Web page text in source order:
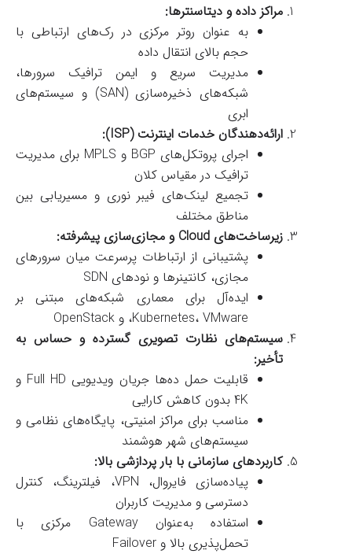
مراکز داده و دیتاسنترها:
به عنوان روتر مرکزی در رک‌های ارتباطی با
حجم بالای انتقال داده
مدیریت سریع و ایمن ترافیک سرورها،
شبکه‌های ذخیره‌سازی (SAN) و سیستم‌های
ابری
ارائه‌دهندگان خدمات اینترنت (ISP):
اجرای پروتکل‌های BGP و MPLS برای مدیریت
ترافیک در مقیاس کلان
تجمیع لینک‌های فیبر نوری و مسیریابی بین
مناطق مختلف
زیرساخت‌های Cloud و مجازی‌سازی پیشرفته:
پشتیبانی از ارتباطات پرسرعت میان سرورهای
مجازی، کانتینرها و نودهای SDN
ایده‌آل برای معماری شبکه‌های مبتنی بر
Kubernetes، VMware، و OpenStack
سیستم‌های نظارت تصویری گسترده و حساس به
تأخیر:
قابلیت حمل ده‌ها جریان ویدیویی Full HD و
4K بدون کاهش کارایی
مناسب برای مراکز امنیتی، پایگاه‌های نظامی و
سیستم‌های شهر هوشمند
کاربردهای سازمانی با بار پردازشی بالا:
پیاده‌سازی فایروال، VPN، فیلترینگ، کنترل
دسترسی و مدیریت کاربران
استفاده به‌عنوان Gateway مرکزی با
تحمل‌پذیری بالا و Failover